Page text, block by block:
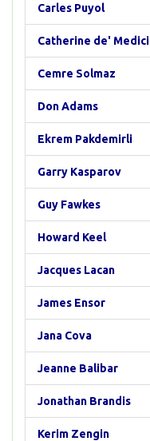
Carles Puyol
Catherine de' Medici
Cemre Solmaz
Don Adams
Ekrem Pakdemirli
Garry Kasparov
Guy Fawkes
Howard Keel
Jacques Lacan
James Ensor
Jana Cova
Jeanne Balibar
Jonathan Brandis
Kerim Zengin